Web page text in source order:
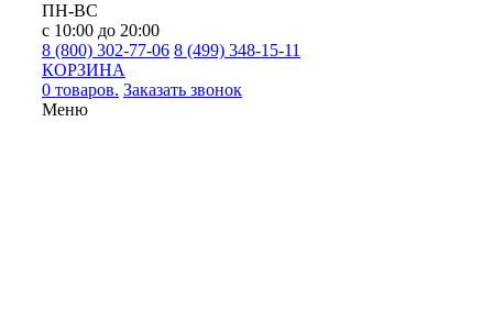
ПН-ВС
с 10:00 до 20:00
8 (800) 302-77-06 8 (499) 348-15-11
КОРЗИНА
0 товаров. Заказать звонок
Меню